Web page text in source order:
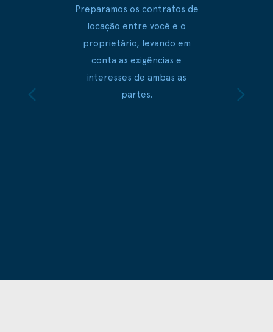
Preparamos os contratos de
locação entre você e o
proprietário, levando em
conta as exigências e
interesses de ambas as
partes.